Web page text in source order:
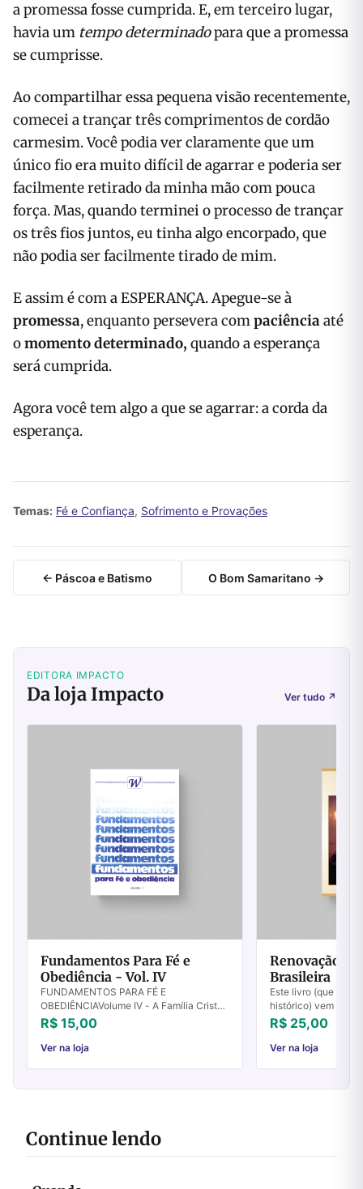
a promessa fosse cumprida. E, em terceiro lugar,
havia um tempo determinadopara que a promessa
se cumprisse.
Ao compartilhar essa pequena visão recentemente,
comecei a trançar três comprimentos de cordão
carmesim. Você podia ver claramente que um
único fio era muito difícil de agarrar e poderia ser
facilmente retirado da minha mão com pouca
força. Mas, quando terminei o processo de trançar
os três fios juntos, eu tinha algo encorpado, que
não podia ser facilmente tirado de mim.
E assim é com a ESPERANÇA. Apegue-se à
promessa, enquanto persevera compaciênciaaté
omomento determinado, quando a esperança
será cumprida.
Agora você tem algo a que se agarrar: a corda da
esperança.
Temas: Fé e Confiança, Sofrimento e Provações
← Páscoa e Batismo O Bom Samaritano →
EDITORA IMPACTO
Da loja Impacto Ver tudo ↗
Fundamentos Para Fé e
Obediência - Vol. IV
FUNDAMENTOS PARA FÉ E
OBEDIÊNCIAVolume IV - A Família Cristã
Destruídos os fundamentos, que poderá
fazer o justo? Salmos 11.3 Temos o prazer
de apresentar es...
R$ 15,00
Ver na loja
Renovação
Brasileira
Este livro (que na
histórico) vem
história dos
um período
R$ 25,00
Ver na loja
Continue lendo